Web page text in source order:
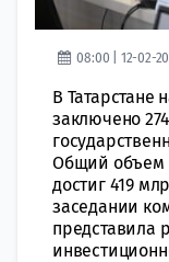
08:00 | 12-02-
В Татарстане
заключено
Общий объем
достиг 419
заседании
представила